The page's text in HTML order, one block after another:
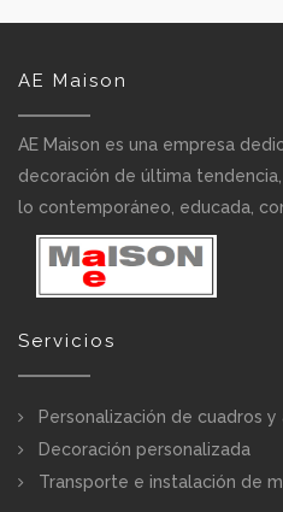
AE Maison
AE Maison es una empresa
decoración de última
lo contemporáneo, educada,
Servicios
Personalización de cuadros
Decoración personalizada
Transporte e instalación de